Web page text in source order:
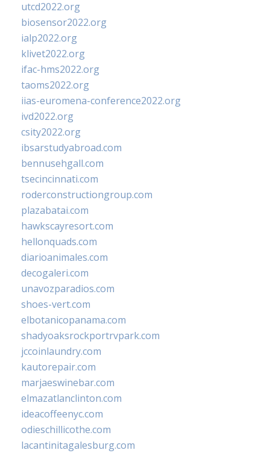
utcd2022.org
biosensor2022.org
ialp2022.org
klivet2022.org
ifac-hms2022.org
taoms2022.org
iias-euromena-conference2022.org
ivd2022.org
csity2022.org
ibsarstudyabroad.com
bennusehgall.com
tsecincinnati.com
roderconstructiongroup.com
plazabatai.com
hawkscayresort.com
hellonquads.com
diarioanimales.com
decogaleri.com
unavozparadios.com
shoes-vert.com
elbotanicopanama.com
shadyoaksrockportrvpark.com
jccoinlaundry.com
kautorepair.com
marjaeswinebar.com
elmazatlanclinton.com
ideacoffeenyc.com
odieschillicothe.com
lacantinitagalesburg.com